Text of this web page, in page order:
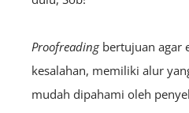
Proofreadingbertujuan agar
kesalahan, memiliki alur
mudah dipahami oleh